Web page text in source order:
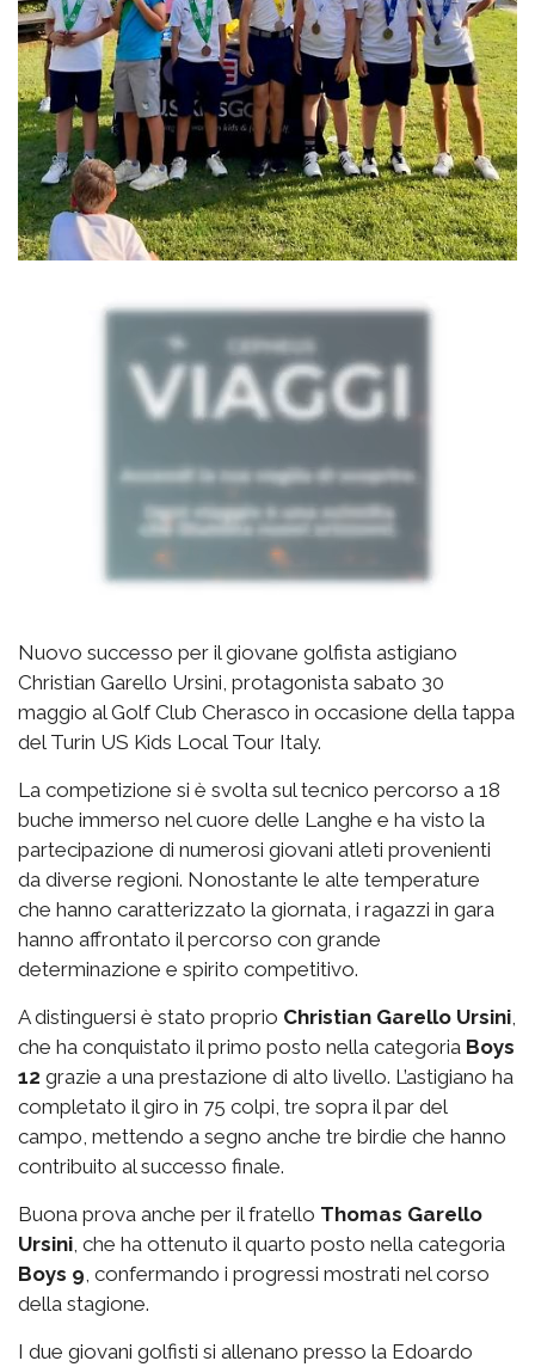
Nuovo successo per il giovane golfista astigiano
Christian Garello Ursini, protagonista sabato 30
maggio al Golf Club Cherasco in occasione della tappa
del Turin US Kids Local Tour Italy.
La competizione si è svolta sul tecnico percorso a 18
buche immerso nel cuore delle Langhe e ha visto la
partecipazione di numerosi giovani atleti provenienti
da diverse regioni. Nonostante le alte temperature
che hanno caratterizzato la giornata, i ragazzi in gara
hanno affrontato il percorso con grande
determinazione e spirito competitivo.
A distinguersi è stato proprio Christian Garello Ursini
che ha conquistato il primo posto nella categoria Boys
12 grazie a una prestazione di alto livello. L’astigiano ha
completato il giro in 75 colpi, tre sopra il par del
campo, mettendo a segno anche tre birdie che hanno
contribuito al successo finale.
Buona prova anche per il fratello Thomas Garello
Ursini , che ha ottenuto il quarto posto nella categoria
Boys 9 , confermando i progressi mostrati nel corso
della stagione.
I due giovani golfisti si allenano presso la Edoardo